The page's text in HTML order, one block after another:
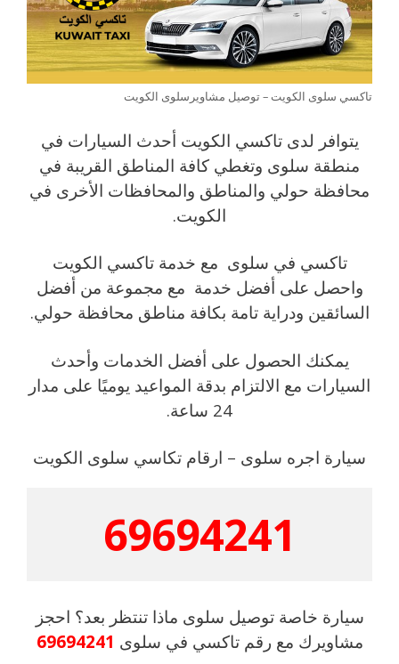
تاكسي سلوى الكويت – توصيل مشاويرسلوى الكويت
يتوافر لدى تاكسي الكويت أحدث السيارات في
منطقة سلوى وتغطي كافة المناطق القريبة في
محافظة حولي والمناطق والمحافظات الأخرى في
الكويت.
تاكسي في سلوى مع خدمة تاكسي الكويت
واحصل على أفضل خدمة مع مجموعة من أفضل
السائقين ودراية تامة بكافة مناطق محافظة حولي.
يمكنك الحصول على أفضل الخدمات وأحدث
السيارات مع الالتزام بدقة المواعيد يوميًا على مدار
24 ساعة.
سيارة اجره سلوى – ارقام تكاسي سلوى الكويت
69694241
سيارة خاصة توصيل سلوى ماذا تنتظر بعد؟ احجز
مشاويرك مع رقم تاكسي في سلوى 69694241